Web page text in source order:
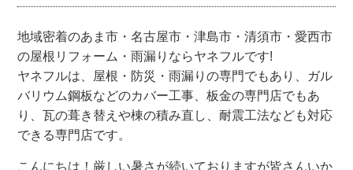
地域密着のあま市・名古屋市・津島市・清須市・愛西市
の屋根リフォーム・雨漏りならヤネフルです!
ヤネフルは、屋根・防災・雨漏りの専門でもあり、ガル
バリウム鋼板などのカバー工事、板金の専門店でもあ
り、瓦の葺き替えや棟の積み直し、耐震工法なども対応
できる専門店です。
こんにちは！厳しい暑さが続いておりますが皆さんいか